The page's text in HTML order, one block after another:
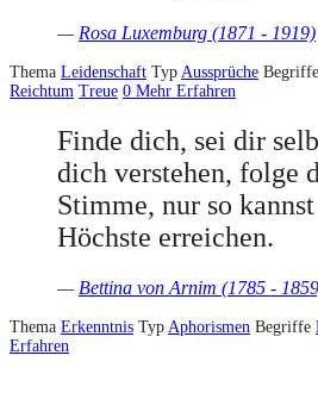
—Rosa Luxemburg (1871 - 1919)
Thema Leidenschaft Typ Aussprüche Begriffe
Reichtum Treue 0 Mehr Erfahren
Finde dich, sei dir
dich verstehen, folge
Stimme, nur so
Höchste erreichen.
— Bettina von Arnim (1785 -
Thema Erkenntnis Typ Aphorismen Begriffe
Erfahren